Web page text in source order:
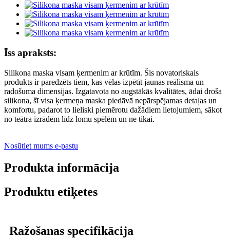
Īss apraksts:
Silikona maska ​​visam ķermenim ar krūtīm. Šis novatoriskais
produkts ir paredzēts tiem, kas vēlas izpētīt jaunas reālisma un
radošuma dimensijas. Izgatavota no augstākās kvalitātes, ādai droša
silikona, šī visa ķermeņa maska ​​piedāvā nepārspējamas detaļas un
komfortu, padarot to lieliski piemērotu dažādiem lietojumiem, sākot
no teātra izrādēm līdz lomu spēlēm un ne tikai.
Nosūtiet mums e-pastu
Produkta informācija
Produktu etiķetes
Ražošanas specifikācija